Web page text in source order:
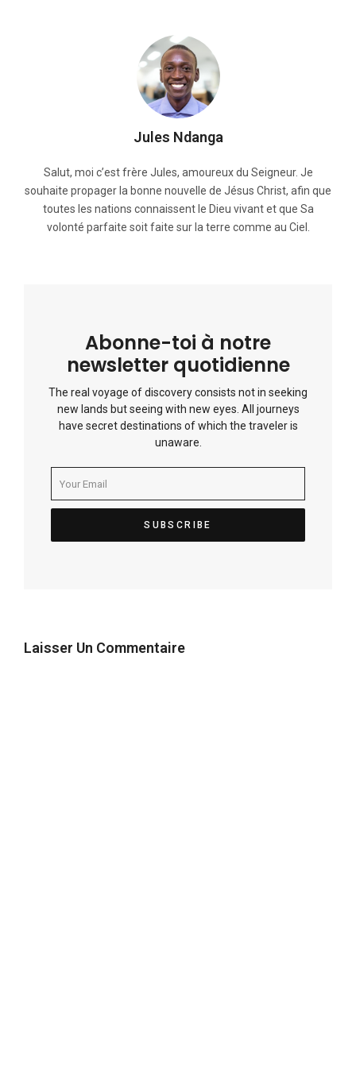
Jules Ndanga
Salut, moi c’est frère Jules, amoureux du Seigneur. Je
souhaite propager la bonne nouvelle de Jésus Christ, afin que
toutes les nations connaissent le Dieu vivant et que Sa
volonté parfaite soit faite sur la terre comme au Ciel.
Abonne-toi à notre
newsletter quotidienne
The real voyage of discovery consists not in seeking
new lands but seeing with new eyes. All journeys
have secret destinations of which the traveler is
unaware.
Laisser Un Commentaire